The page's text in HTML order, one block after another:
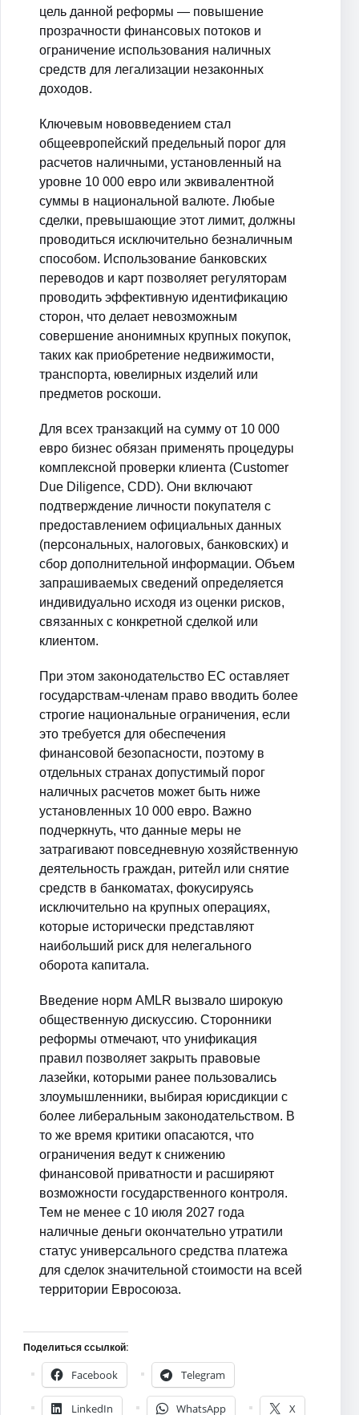
цель данной реформы — повышение
прозрачности финансовых потоков и
ограничение использования наличных
средств для легализации незаконных
доходов.
Ключевым нововведением стал
общеевропейский предельный порог для
расчетов наличными, установленный на
уровне 10 000 евро или эквивалентной
суммы в национальной валюте. Любые
сделки, превышающие этот лимит, должны
проводиться исключительно безналичным
способом. Использование банковских
переводов и карт позволяет регуляторам
проводить эффективную идентификацию
сторон, что делает невозможным
совершение анонимных крупных покупок,
таких как приобретение недвижимости,
транспорта, ювелирных изделий или
предметов роскоши.
Для всех транзакций на сумму от 10 000
евро бизнес обязан применять процедуры
комплексной проверки клиента (Customer
Due Diligence, CDD). Они включают
подтверждение личности покупателя с
предоставлением официальных данных
(персональных, налоговых, банковских) и
сбор дополнительной информации. Объем
запрашиваемых сведений определяется
индивидуально исходя из оценки рисков,
связанных с конкретной сделкой или
клиентом.
При этом законодательство ЕС оставляет
государствам-членам право вводить более
строгие национальные ограничения, если
это требуется для обеспечения
финансовой безопасности, поэтому в
отдельных странах допустимый порог
наличных расчетов может быть ниже
установленных 10 000 евро. Важно
подчеркнуть, что данные меры не
затрагивают повседневную хозяйственную
деятельность граждан, ритейл или снятие
средств в банкоматах, фокусируясь
исключительно на крупных операциях,
которые исторически представляют
наибольший риск для нелегального
оборота капитала.
Введение норм AMLR вызвало широкую
общественную дискуссию. Сторонники
реформы отмечают, что унификация
правил позволяет закрыть правовые
лазейки, которыми ранее пользовались
злоумышленники, выбирая юрисдикции с
более либеральным законодательством. В
то же время критики опасаются, что
ограничения ведут к снижению
финансовой приватности и расширяют
возможности государственного контроля.
Тем не менее с 10 июля 2027 года
наличные деньги окончательно утратили
статус универсального средства платежа
для сделок значительной стоимости на всей
территории Евросоюза.
Поделиться ссылкой:
Facebook
Telegram
LinkedIn WhatsApp X